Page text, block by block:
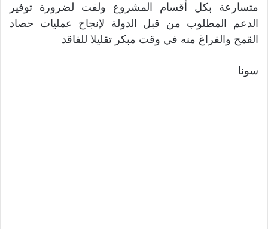
متسارعة بكل أقسام المشروع ولفت لضرورة توفير
الدعم المطلوب من قبل الدولة لإنجاح عمليات حصاد
القمح والفراغ منه في وقت مبكر تقليلا للفاقد
سونا